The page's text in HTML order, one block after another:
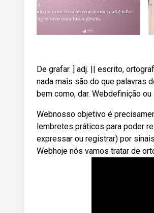
De grafar. ] adj. || escrito,
nada mais são do que palavras
bem como, dar. Webdefinição
Webnosso objetivo é
lembretes práticos para poder
expressar ou registrar) por
Webhoje nós vamos tratar de